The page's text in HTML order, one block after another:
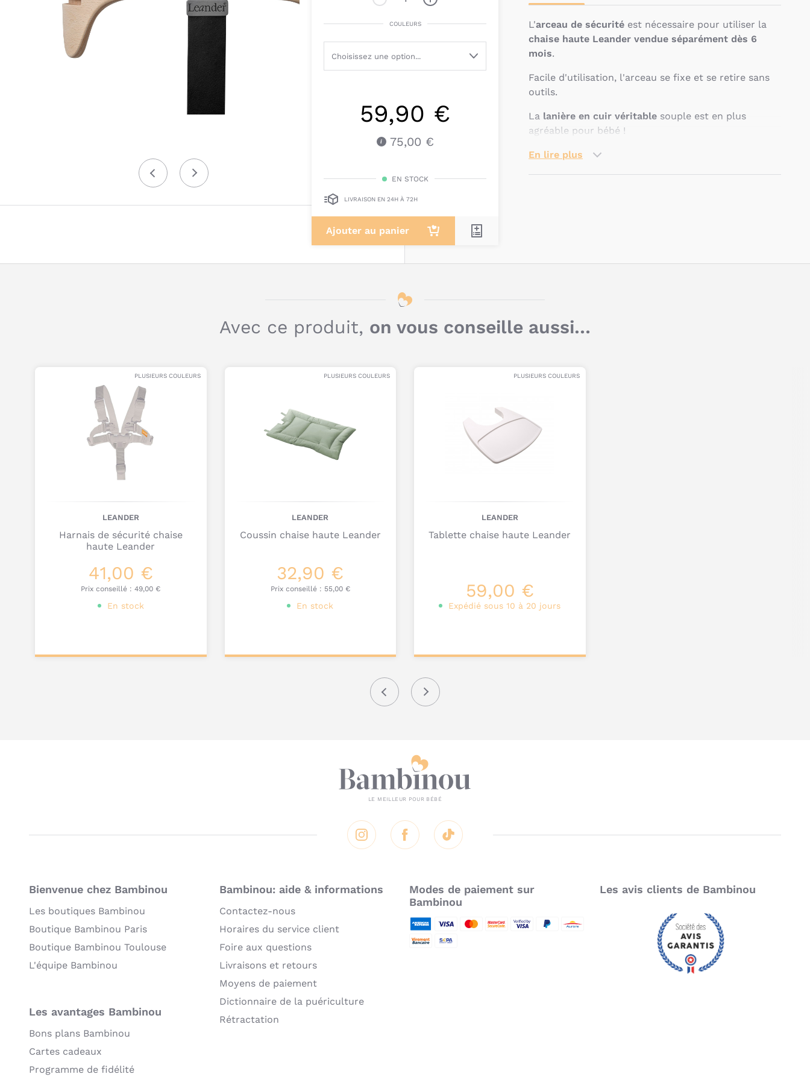
PrécédentSuivant
COULEURS
59,90 €
75,00 €
EN STOCK
LIVRAISON EN 24H À 72H
Ajouter au panier
L'arceau de sécurité est nécessaire pour utiliser la
chaise haute Leander vendue séparément dès 6
mois.
Facile d'utilisation, l'arceau se fixe et se retire sans
outils.
La lanière en cuir véritable souple est en plus
agréable pour bébé !
En lire plus
Avec ce produit, on vous conseille aussi…
PLUSIEURS COULEURS
LEANDER
Harnais de sécurité chaise
haute Leander
41,00 €
Prix conseillé :49,00 €
En stock
PLUSIEURS COULEURS
LEANDER
Coussin chaise haute Leander
32,90 €
Prix conseillé : 55,00 €
En stock
PLUSIEURS COULEURS
LEANDER
Tablette chaise haute Leander
59,00 €
Expédié sous 10 à 20 jours
PrécédentSuivant
Instagram Facebook Tik Tok
Bienvenue chez Bambinou
Les boutiques Bambinou
Boutique Bambinou Paris
Boutique Bambinou Toulouse
L'équipe Bambinou
Les avantages Bambinou
Bons plans Bambinou
Cartes cadeaux
Programme de fidélité
Bambinou: aide & informations
Contactez-nous
Horaires du service client
Foire aux questions
Livraisons et retours
Moyens de paiement
Dictionnaire de la puériculture
Rétractation
Modes de paiement sur
Bambinou
American Express
Visa
Les avis clients de Bambinou